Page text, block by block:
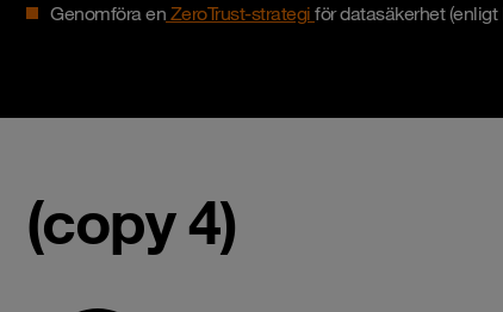
Genomföra en ZeroTrust-strategi för datasäkerhet (enligt
(copy 4)